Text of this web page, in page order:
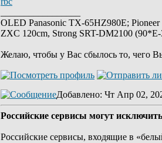
OLED Panasonic TX-65HZ980E;
ZXC 120cm, Strong SRT-DM2100
Желаю, чтобы у Вас сбылось то, чего
Добавлено: Чт Апр 02,
Российские сервисы могут
Российские сервисы, входящие в